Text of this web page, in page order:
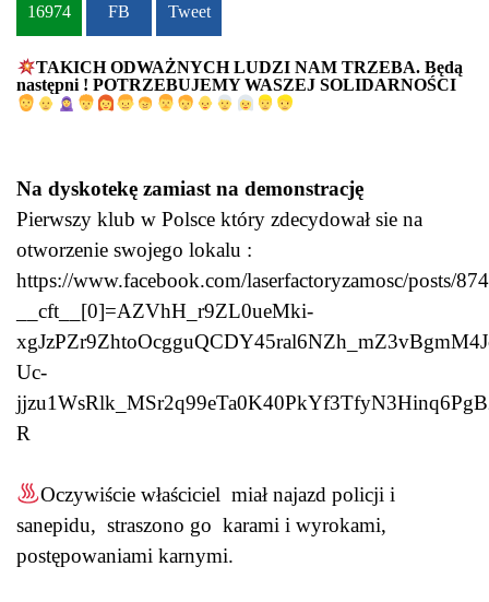
16974 FB Tweet
TAKICH ODWAŻNYCH LUDZI NAM TRZEBA. Będą
następni ! POTRZEBUJEMY WASZEJ SOLIDARNOŚCI
Na dyskotekę zamiast na demonstrację
Pierwszy klub w Polsce który zdecydował sie na
otworzenie swojego lokalu :
https://www.facebook.com/laserfactoryzamosc/posts/
__cft__[0]=AZVhH_r9ZL0ueMki-
Uc-
R
Oczywiście właściciel miał najazd policji i
sanepidu, straszono go karami i wyrokami,
postępowaniami karnymi.